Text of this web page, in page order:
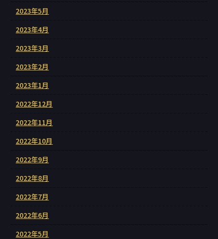
2023年5月
2023年4月
2023年3月
2023年2月
2023年1月
2022年12月
2022年11月
2022年10月
2022年9月
2022年8月
2022年7月
2022年6月
2022年5月